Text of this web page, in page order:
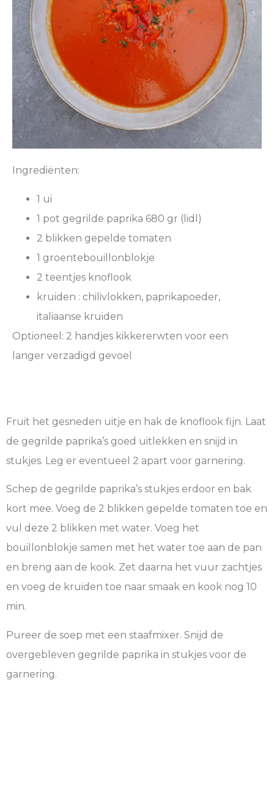
Ingrediënten:
1 ui
1 pot gegrilde paprika 680 gr (lidl)
2 blikken gepelde tomaten
1 groentebouillonblokje
2 teentjes knoflook
kruiden : chilivlokken, paprikapoeder,
italiaanse kruiden
Optioneel: 2 handjes kikkererwten voor een
langer verzadigd gevoel
Fruit het gesneden uitje en hak de knoflook fijn. Laat
de gegrilde paprika’s goed uitlekken en snijd in
stukjes. Leg er eventueel 2 apart voor garnering.
Schep de gegrilde paprika’s stukjes erdoor en bak
kort mee. Voeg de 2 blikken gepelde tomaten toe en
vul deze 2 blikken met water. Voeg het
bouillonblokje samen met het water toe aan de pan
en breng aan de kook. Zet daarna het vuur zachtjes
en voeg de kruiden toe naar smaak en kook nog 10
min.
Pureer de soep met een staafmixer. Snijd de
overgebleven gegrilde paprika in stukjes voor de
garnering.